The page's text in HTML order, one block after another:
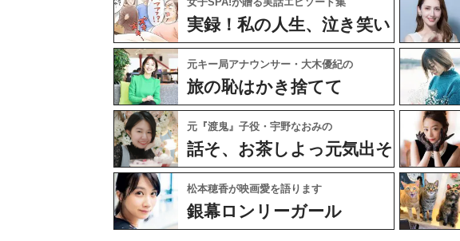
実録！私の人生、泣き笑い
元キー局アナウンサー・大木優紀の
旅の恥はかき捨てて
元『渡鬼』子役・宇野なおみの
話そ、お茶しよっ元気出そ
松本穂香が映画愛を語ります
銀幕ロンリーガール